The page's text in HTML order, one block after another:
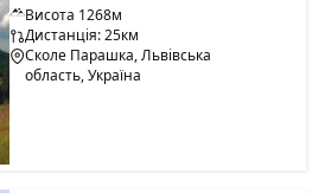
Висота 1268м
Дистанція: 25км
Сколе Парашка, Львівська
область, Україна